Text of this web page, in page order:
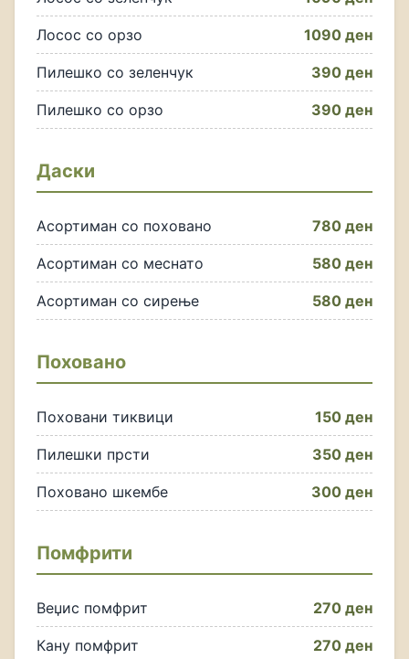
Лосос со орзо 1090 ден
Пилешко со зеленчук 390 ден
Пилешко со орзо 390 ден
Даски
Асортиман со поховано 780 ден
Асортиман со меснато 580 ден
Асортиман со сирење 580 ден
Поховано
Поховани тиквици 150 ден
Пилешки прсти 350 ден
Поховано шкембе 300 ден
Помфрити
Веџис помфрит 270 ден
Кану помфрит 270 ден